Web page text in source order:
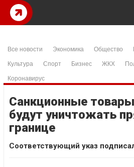
Все новости Экономика Общество
Культура
Спорт Бизнес ЖКХ
Коронавирус
Санкционные
будут уничтожать
границе
Соответствующий указ